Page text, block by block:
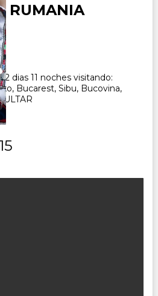
RUMANIA
dias 11 noches visitando:
Bucarest, Sibu, Bucovina,